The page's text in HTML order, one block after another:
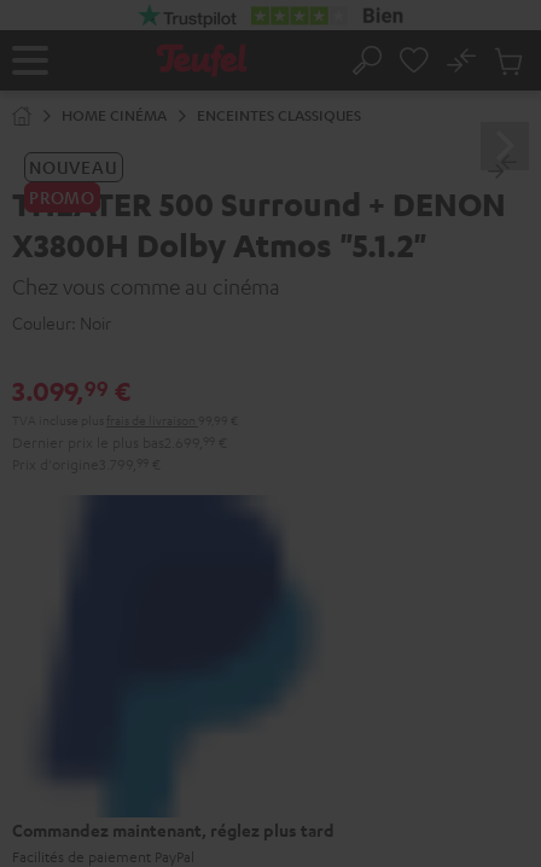
Page
Rechercher
No
HOME CINÉMA ENCEINTES CLASSIQUES
NOUVEAU
PROMO
THEATER 500 Surround + DENON
X3800H Dolby Atmos "5.1.2"
Chez vous comme au cinéma
Couleur: Noir
3.099,99 €
Commandez maintenant, réglez plus tard
Facilités de paiement PayPal